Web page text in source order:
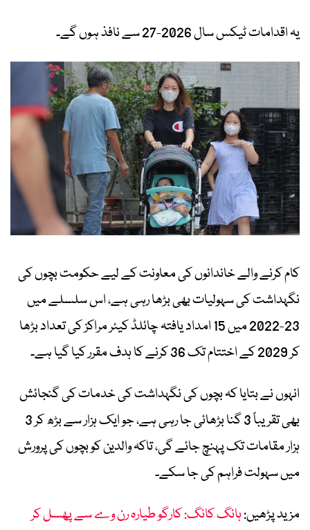
یہ اقدامات ٹیکس سال 2026-27 سے نافذ ہوں گے۔
کام کرنے والے خاندانوں کی معاونت کے لیے حکومت بچوں کی
نگہداشت کی سہولیات بھی بڑھا رہی ہے، اس سلسلے میں
23-2022 میں 15 امداد یافتہ چائلڈ کیئر مراکز کی تعداد بڑھا
کر 2029 کے اختتام تک 36 کرنے کا ہدف مقرر کیا گیا ہے۔
انہوں نے بتایا کہ بچوں کی نگہداشت کی خدمات کی گنجائش
بھی تقریباً 3 گنا بڑھائی جا رہی ہے، جو ایک ہزار سے بڑھ کر 3
ہزار مقامات تک پہنچ جائے گی، تاکہ والدین کو بچوں کی پرورش
میں سہولت فراہم کی جا سکے۔
مزید پڑھیں:ہانگ کانگ: کارگو طیارہ رن وے سے پھسل کر